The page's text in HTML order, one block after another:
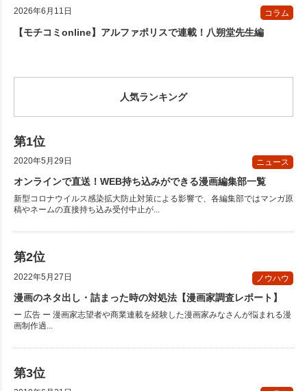
2026年6月11日 コラム
【モチコミonline】アルファポリスで連載！八朔堂先生編
人気ランキング
2020年5月29日 ニュース
オンラインで直送！WEB持ち込みができる漫画編集部一覧
新型コロナウイルス感染拡大防止対策による影響で、各編集部ではマンガ原
稿やネームの直接持ち込み受付中止が...
2022年5月27日 ノウハウ
漫画のネタ出し・詰まった時の対処法【漫画家調査レポート】
ー 広告 ー 漫画家志望者や商業連載を経験した漫画家みなさんが悩まれる漫
画制作過...